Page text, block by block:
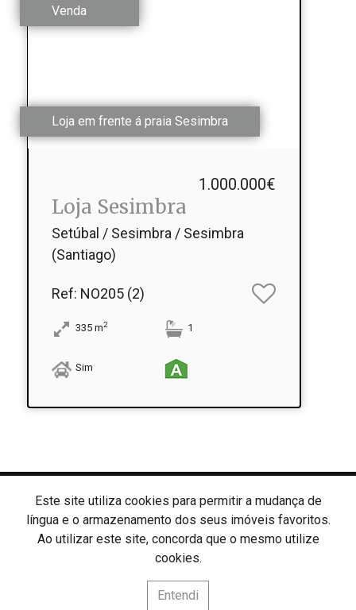
Este site utiliza cookies para permitir a mudança de
língua e o armazenamento dos seus imóveis favoritos.
Ao utilizar este site, concorda que o mesmo utilize
cookies.
Entendi
Venda
Loja em frente á praia Sesimbra
1.000.000€
Loja Sesimbra
Setúbal / Sesimbra / Sesimbra
(Santiago)
Ref: NO205 (2)
335m2 1
Sim
Fácil Diálogo
Fácil Diálogo Unipessoal Lda
AMI: 16667
Livro de Reclamações
Website e CRM Imobiliário